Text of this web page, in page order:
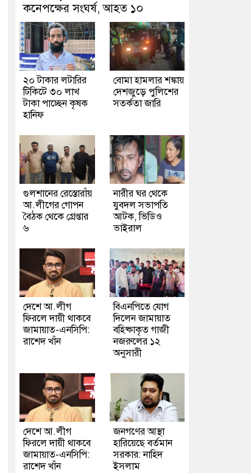
কনেপক্ষের সংঘর্ষ, আহত ১০
২০ টাকার লটারির
টিকিটে ৩০ লাখ
টাকা পাচ্ছেন কৃষক
হানিফ
বোমা হামলার শঙ্কায়
দেশজুড়ে পুলিশের
সতর্কতা জারি
গুলশানের রেস্তোরাঁয়
আ.লীগের গোপন
বৈঠক থেকে গ্রেপ্তার
৬
নারীর ঘর থেকে
যুবদল সভাপতি
আটক, ভিডিও
ভাইরাল
দেশে আ.লীগ
ফিরলে দায়ী থাকবে
জামায়াত-এনসিপি:
রাশেদ খাঁন
বিএনপিতে যোগ
দিলেন জামায়াত
বহিষ্কাকৃত গাজী
নজরুলের ১২
অনুসারী
দেশে আ.লীগ
ফিরলে দায়ী থাকবে
জামায়াত-এনসিপি:
রাশেদ খাঁন
জনগণের আস্থা
হারিয়েছে বর্তমান
সরকার: নাহিদ
ইসলাম